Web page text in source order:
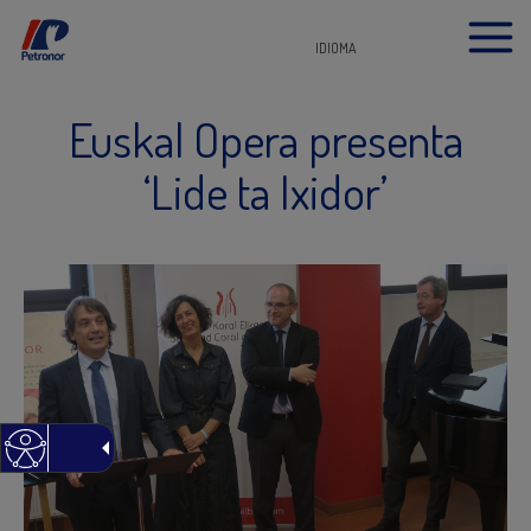
IDIOMA
Euskal Opera presenta
‘Lide ta Ixidor’